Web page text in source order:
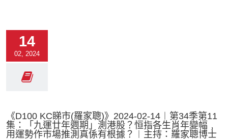
14
02, 2024
《D100 KC睇市(羅家聰)》2024-02-14︱第34季第11
集：「九運廿年週期」測港股？恒指各生肖年變幅﹐
用運勢作市場推測真係有根據？︱主持：羅家聰博士